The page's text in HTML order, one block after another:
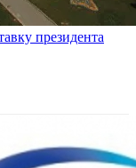
президента